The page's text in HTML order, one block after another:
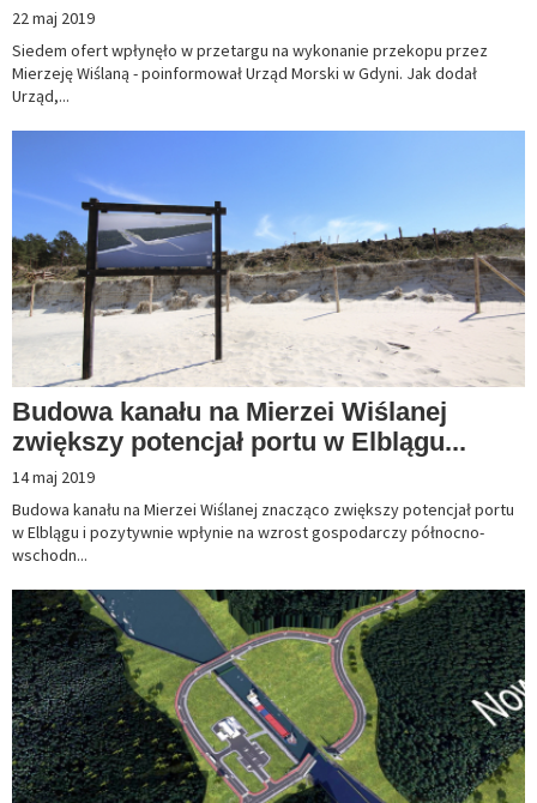
22 maj 2019
Siedem ofert wpłynęło w przetargu na wykonanie przekopu przez
Mierzeję Wiślaną - poinformował Urząd Morski w Gdyni. Jak dodał
Urząd,...
Budowa kanału na Mierzei Wiślanej
zwiększy potencjał portu w Elblągu...
14 maj 2019
Budowa kanału na Mierzei Wiślanej znacząco zwiększy potencjał portu
w Elblągu i pozytywnie wpłynie na wzrost gospodarczy północno-
wschodn...